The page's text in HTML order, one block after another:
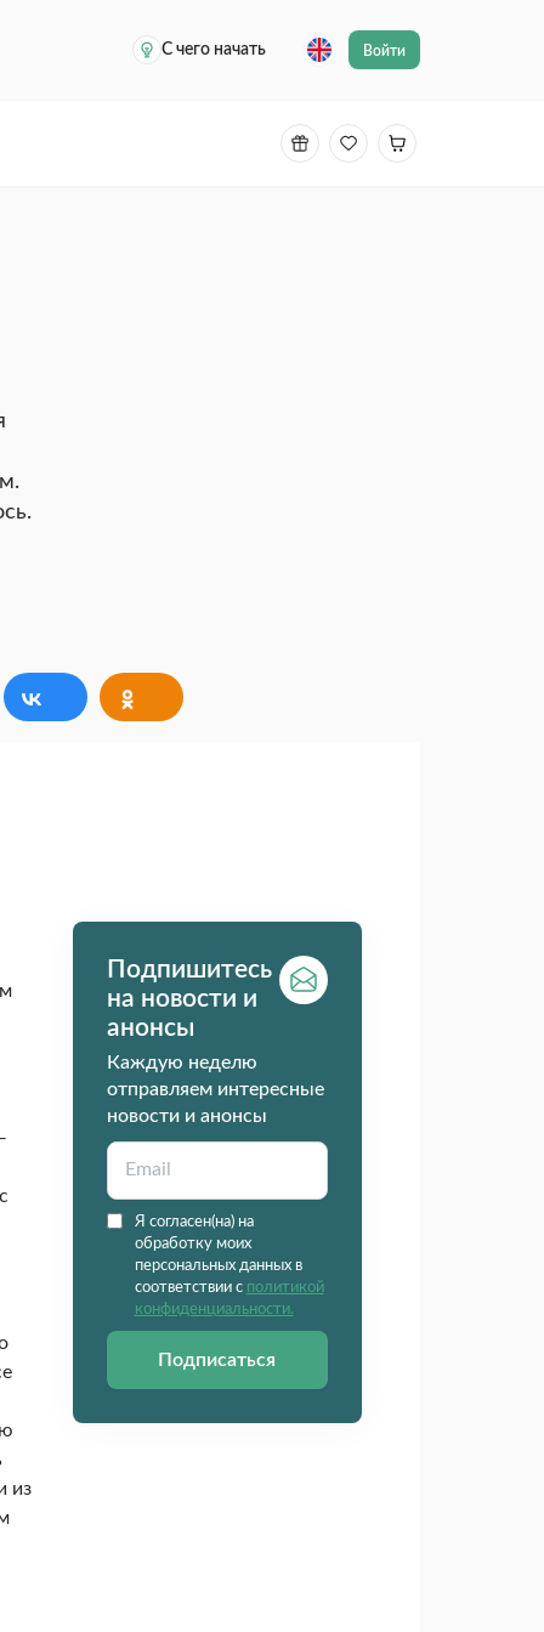
С чего начать
Войти
из
Подпишитесь
на новости и
анонсы
Каждую неделю
отправляем интересные
новости и анонсы
Я согласен(на) на
обработку моих
персональных данных в
соответствии с политикой
конфиденциальности.
Подписаться